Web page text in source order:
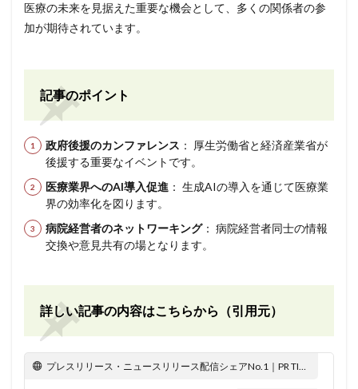
医療の未来を見据えた重要な機会として、多くの関係者の参
加が期待されています。
記事のポイント
政府後援のカンファレンス ： 厚生労働省と経済産業省が
後援する重要なイベントです。
医療業界へのAI導入促進 ： 生成AIの導入を通じて医療業
界の効率化を図ります。
病院経営者のネットワーキング： 病院経営者同士の情報
交換や意見共有の場となります。
詳しい記事の内容はこちらから（引用元）
プレスリリース・ニュースリリース配信シェアNo.1｜PR TIMES